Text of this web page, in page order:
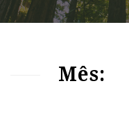
Mês: